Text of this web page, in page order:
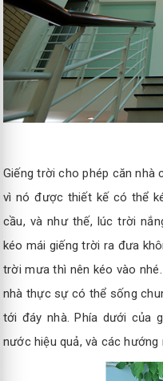
Giếng trời cho phép căn nhà
vì nó được thiết kế có thể
cầu, và như thế, lúc trời
kéo mái giếng trời ra đưa
trời mưa thì nên kéo vào
nhà thực sự có thể sống
tới đáy nhà. Phía dưới của
nước hiệu quả, và các